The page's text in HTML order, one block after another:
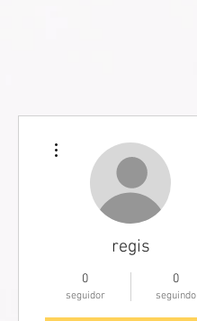
regis
0
seguidor
0
seguindo